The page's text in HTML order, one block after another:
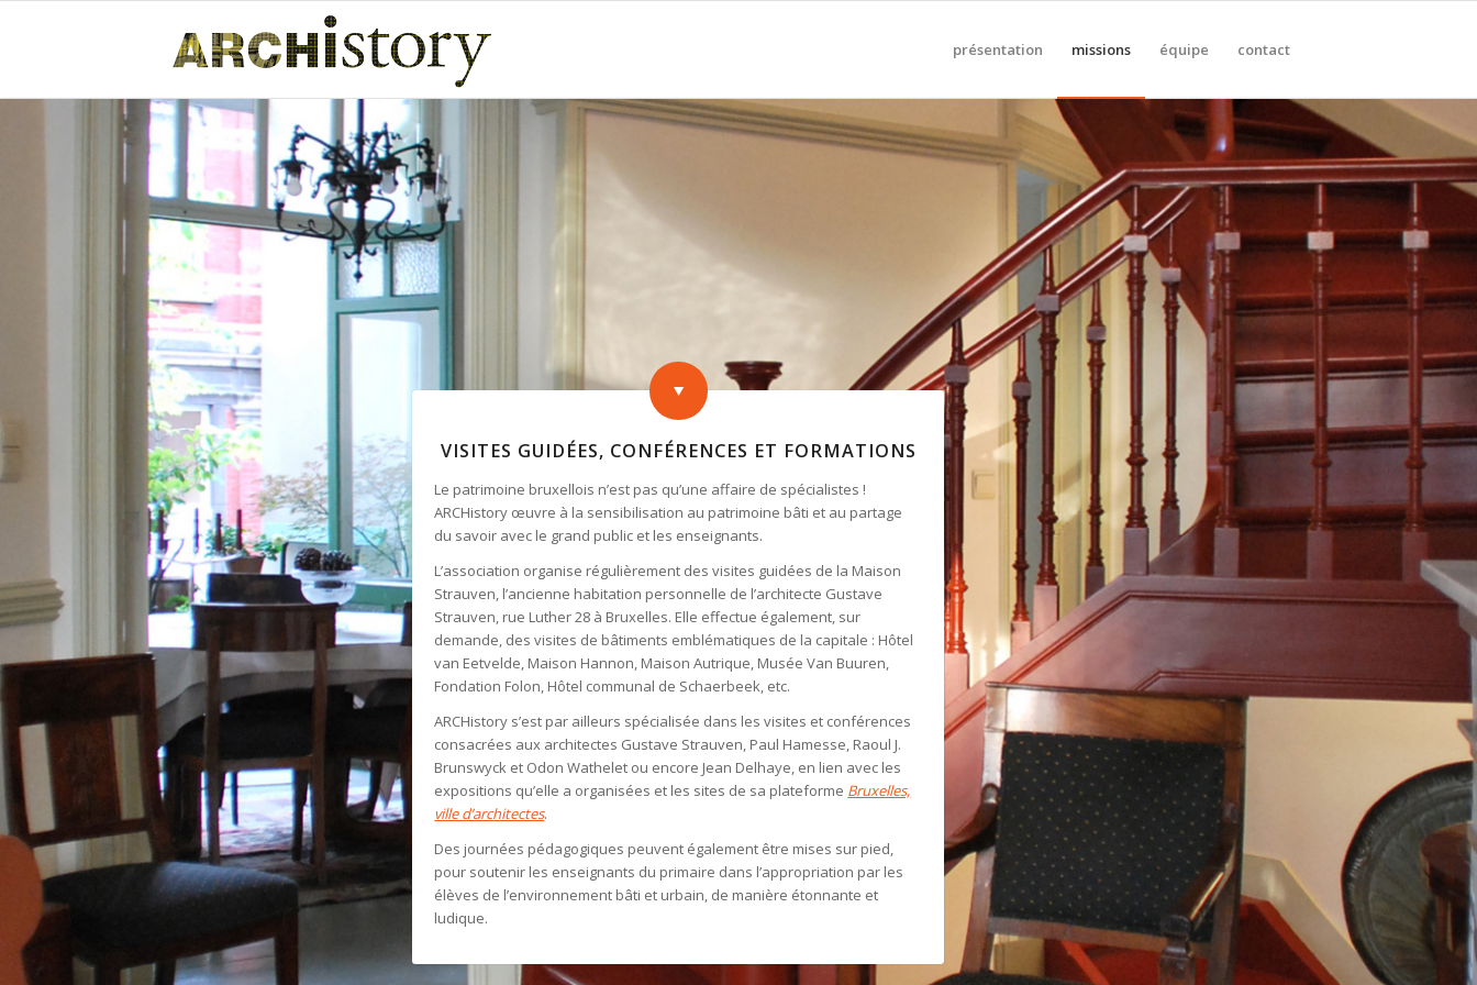
présentation missions équipe contact
VISITES GUIDÉES, CONFÉRENCES ET FORMATIONS
Le patrimoine bruxellois n’est pas qu’une affaire de spécialistes !
ARCHistory œuvre à la sensibilisation au patrimoine bâti et au partage
du savoir avec le grand public et les enseignants.
L’association organise régulièrement des visites guidées de la Maison
Strauven, l’ancienne habitation personnelle de l’architecte Gustave
Strauven, rue Luther 28 à Bruxelles. Elle effectue également, sur
demande, des visites de bâtiments emblématiques de la capitale : Hôtel
van Eetvelde, Maison Hannon, Maison Autrique, Musée Van Buuren,
Fondation Folon, Hôtel communal de Schaerbeek, etc.
ARCHistory s’est par ailleurs spécialisée dans les visites et conférences
consacrées aux architectes Gustave Strauven, Paul Hamesse, Raoul J.
Brunswyck et Odon Wathelet ou encore Jean Delhaye, en lien avec les
expositions qu’elle a organisées et les sites de sa plateforme Bruxelles,
ville d’architectes.
Des journées pédagogiques peuvent également être mises sur pied,
pour soutenir les enseignants du primaire dans l’appropriation par les
élèves de l’environnement bâti et urbain, de manière étonnante et
ludique.